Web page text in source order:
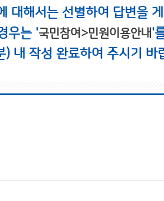
대해서는 선별하여 답변을
우는 '국민참여>민원이용안내'
내 작성 완료하여 주시기 바